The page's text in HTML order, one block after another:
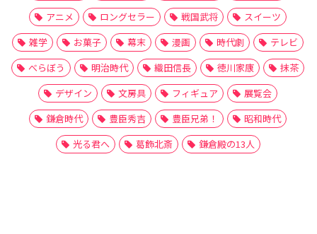
アニメ
ロングセラー 戦国武将
スイーツ
雑学
お菓子 幕末 漫画 時代劇
テレビ
べらぼう
明治時代 織田信長 徳川家康
抹茶
デザイン
文房具 フィギュア
展覧会
鎌倉時代
豊臣秀吉 豊臣兄弟！
昭和時代
光る君へ
葛飾北斎 鎌倉殿の13人